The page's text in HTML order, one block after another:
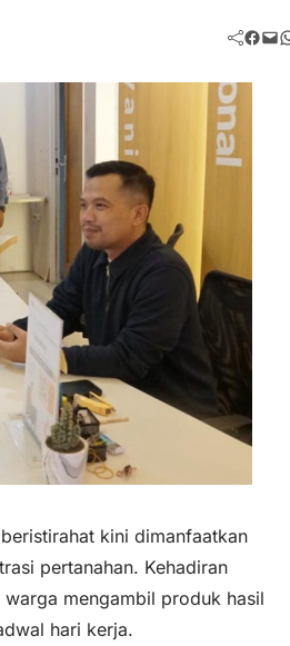
Facebook Mail WhatsApp
kini dimanfaatkan
pertanahan. Kehadiran
warga mengambil produk hasil
hari kerja.